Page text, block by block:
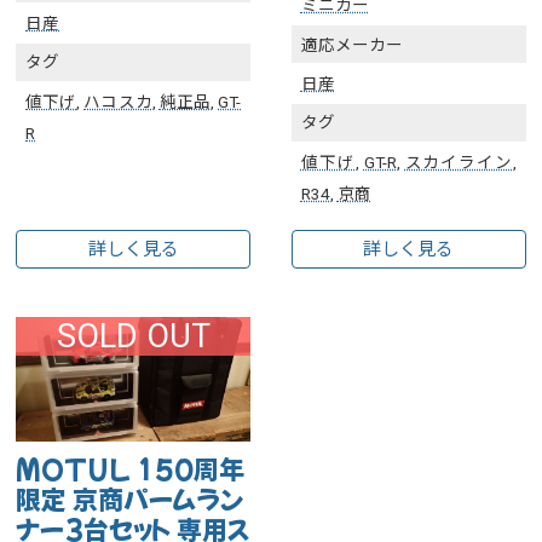
日産
タグ
値下げ ハコスカ 純正品 ,GT-
R
詳しく見る
ミニカー
適応メーカー
日産
タグ
値下げ GT-R スカイライン
R34, 京商
詳しく見る
SOLD OUT
MOTUL 150周年
限定 京商パームラン
ナー3台セット 専用ス